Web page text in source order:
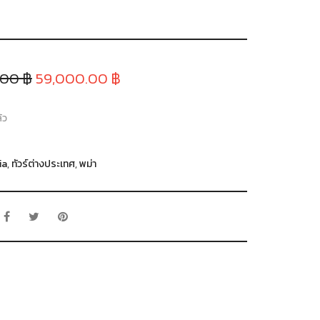
฿59,000.00 ฿
,ทัวร์ต่างประเทศ,พม่า